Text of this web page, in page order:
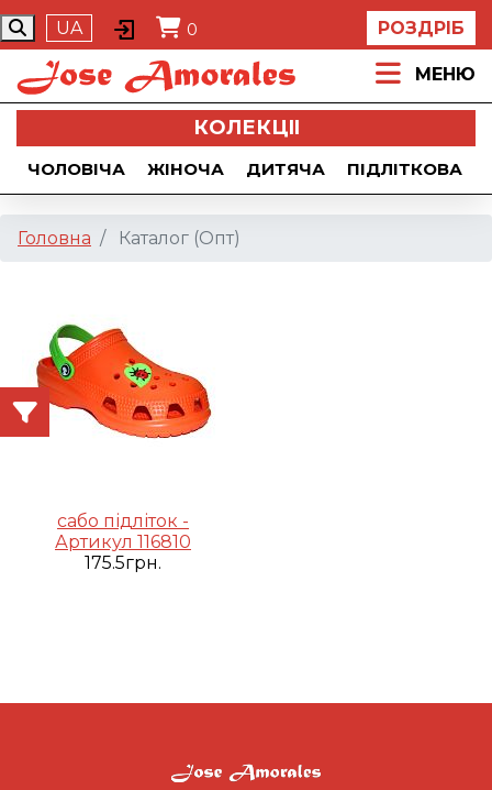
UA 0 РОЗДРІБ
МЕНЮ
КОЛЕКЦII
ЧОЛОВІЧА ЖІНОЧА ДИТЯЧА ПІДЛІТКОВА
Головна Каталог (Опт)
сабо підліток -
Артикул 116810
175.5грн.